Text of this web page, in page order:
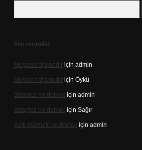
Son yorumlar
Meşcere tipi nedir için admin
Meşcere tipi nedir için Öykü
Straplez ne demek için admin
Straplez ne demek için Sağır
Azık düzmek ne demek için admin